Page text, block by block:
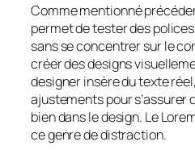
Comme mentionné
permet de tester des
sans se concentrer sur le
créer des designs
designer insère du texte
ajustements pour s’assurer
bien dans le design. Le
ce genre de distraction.